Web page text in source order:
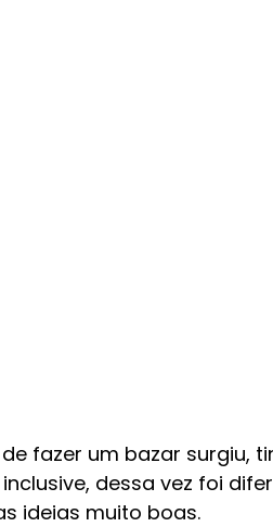
fazer um bazar surgiu,
dessa vez foi
ideias muito boas.